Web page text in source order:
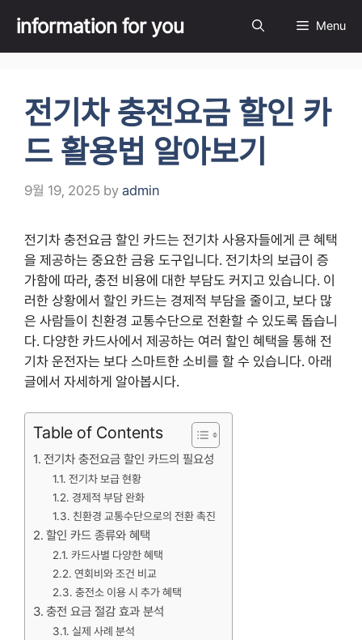
content
information for you Menu
전기차 충전요금 할인 카
드 활용법 알아보기
9월 19, 2025 by admin
전기차 충전요금 할인 카드는 전기차 사용자들에게 큰 혜택
을 제공하는 중요한 금융 도구입니다. 전기차의 보급이 증
가함에 따라, 충전 비용에 대한 부담도 커지고 있습니다. 이
러한 상황에서 할인 카드는 경제적 부담을 줄이고, 보다 많
은 사람들이 친환경 교통수단으로 전환할 수 있도록 돕습니
다. 다양한 카드사에서 제공하는 여러 할인 혜택을 통해 전
기차 운전자는 보다 스마트한 소비를 할 수 있습니다. 아래
글에서 자세하게 알아봅시다.
Table of Contents
전기차 충전요금 할인 카드의 필요성
전기차 보급 현황
경제적 부담 완화
친환경 교통수단으로의 전환 촉진
할인 카드 종류와 혜택
카드사별 다양한 혜택
연회비와 조건 비교
충전소 이용 시 추가 혜택
충전 요금 절감 효과 분석
실제 사례 분석